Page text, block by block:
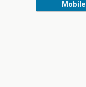
Mobile